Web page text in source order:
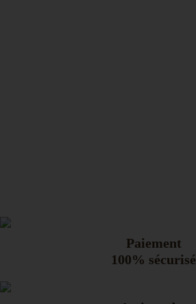
Paiement
100% sécurisé